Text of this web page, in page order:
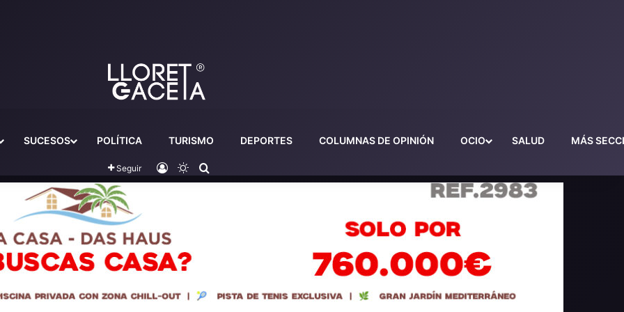
SUCESOS POLÍTICA TURISMO DEPORTES COLUMNAS DE OPINIÓN OCIO SALUD MÁS
Seguir Iniciar sesión
Switch skin